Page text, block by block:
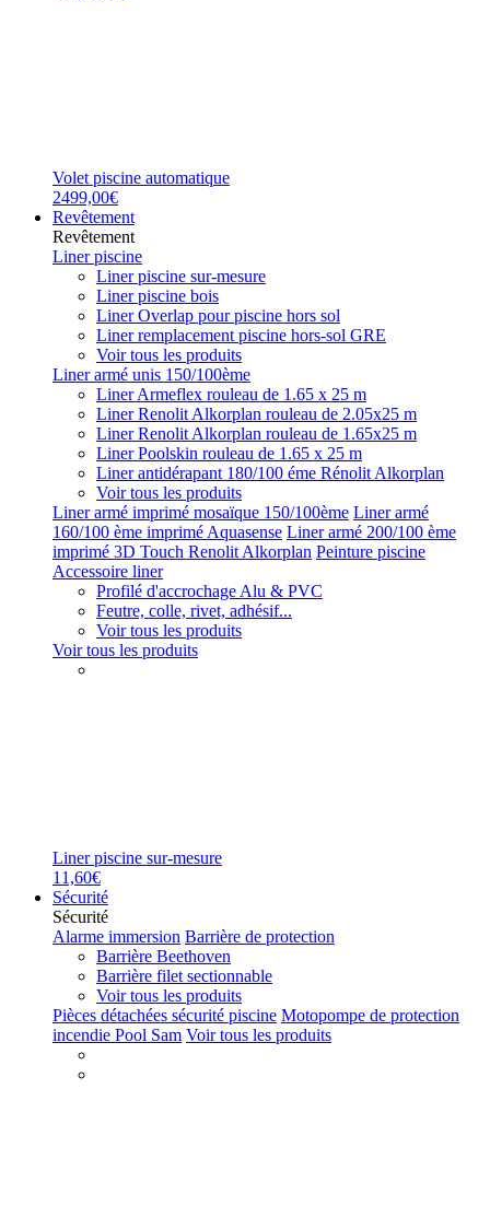
Volet piscine automatique
2499,00€
Revêtement
Revêtement
Liner piscine
Liner piscine sur-mesure
Liner piscine bois
Liner Overlap pour piscine hors sol
Liner remplacement piscine hors-sol GRE
Voir tous les produits
Liner armé unis 150/100ème
Liner Armeflex rouleau de 1.65 x 25 m
Liner Renolit Alkorplan rouleau de 2.05x25 m
Liner Renolit Alkorplan rouleau de 1.65x25 m
Liner Poolskin rouleau de 1.65 x 25 m
Liner antidérapant 180/100 éme Rénolit Alkorplan
Voir tous les produits
Liner armé imprimé mosaïque 150/100ème Liner armé
160/100 ème imprimé Aquasense Liner armé 200/100 ème
imprimé 3D Touch Renolit Alkorplan Peinture piscine
Accessoire liner
Profilé d'accrochage Alu & PVC
Feutre, colle, rivet, adhésif...
Voir tous les produits
Voir tous les produits
Liner piscine sur-mesure
11,60€
Sécurité
Sécurité
Alarme immersion Barrière de protection
Barrière Beethoven
Barrière filet sectionnable
Voir tous les produits
Pièces détachées sécurité piscine Motopompe de protection
incendie Pool Sam Voir tous les produits